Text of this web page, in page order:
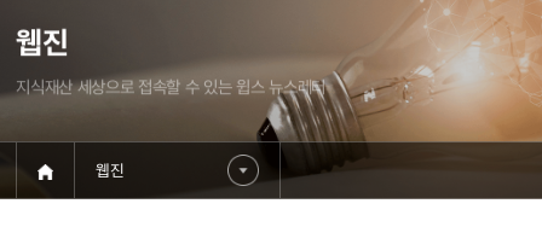
웹진
지식재산 세상으로 접속할 수 있는 윕스 뉴스레터
웹진